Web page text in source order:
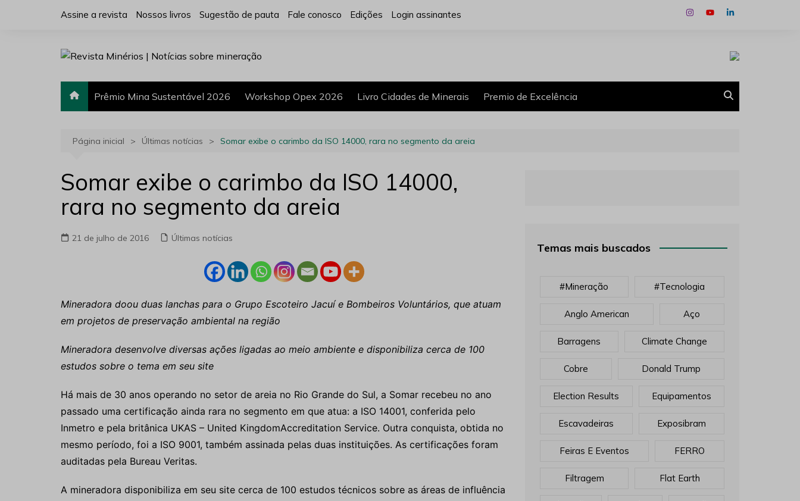
Assine a revista Nossos livros Sugestão de pauta Fale conosco Edições Login assinantes
Prêmio Mina Sustentável 2026 Workshop Opex 2026 Livro Cidades de Minerais Premio de Excelência
Página inicial Últimas notícias Somar exibe o carimbo da ISO 14000, rara no segmento da areia
Somar exibe o carimbo da ISO 14000,
rara no segmento da areia
21 de julho de 2016 Últimas notícias
Mineradora doou duas lanchas para o Grupo Escoteiro Jacuí e Bombeiros Voluntários, que atuam
em projetos de preservação ambiental na região
Mineradora desenvolve diversas ações ligadas ao meio ambiente e disponibiliza cerca de 100
estudos sobre o tema em seu site
Há mais de 30 anos operando no setor de areia no Rio Grande do Sul, a Somar recebeu no ano
passado uma certificação ainda rara no segmento em que atua: a ISO 14001, conferida pelo
Inmetro e pela britânica UKAS – United KingdomAccreditation Service. Outra conquista, obtida no
mesmo período, foi a ISO 9001, também assinada pelas duas instituições. As certificações foram
auditadas pela Bureau Veritas.
A mineradora disponibiliza em seu site cerca de 100 estudos técnicos sobre as áreas de influência
Temas mais buscados
#mineração #tecnologia
Anglo American Aço
Barragens Climate Change
Cobre Donald Trump
Election Results Equipamentos
Escavadeiras Exposibram
Feiras E Eventos FERRO
Filtragem Flat Earth